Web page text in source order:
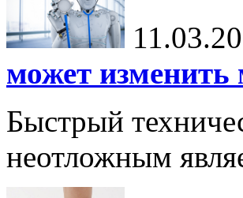
может изменить
Быстрый
неотложным